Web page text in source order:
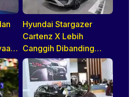
Hyundai Stargazer
Cartenz X Lebih
Canggih Dibanding
Rivalnya Berkat Hal Ini